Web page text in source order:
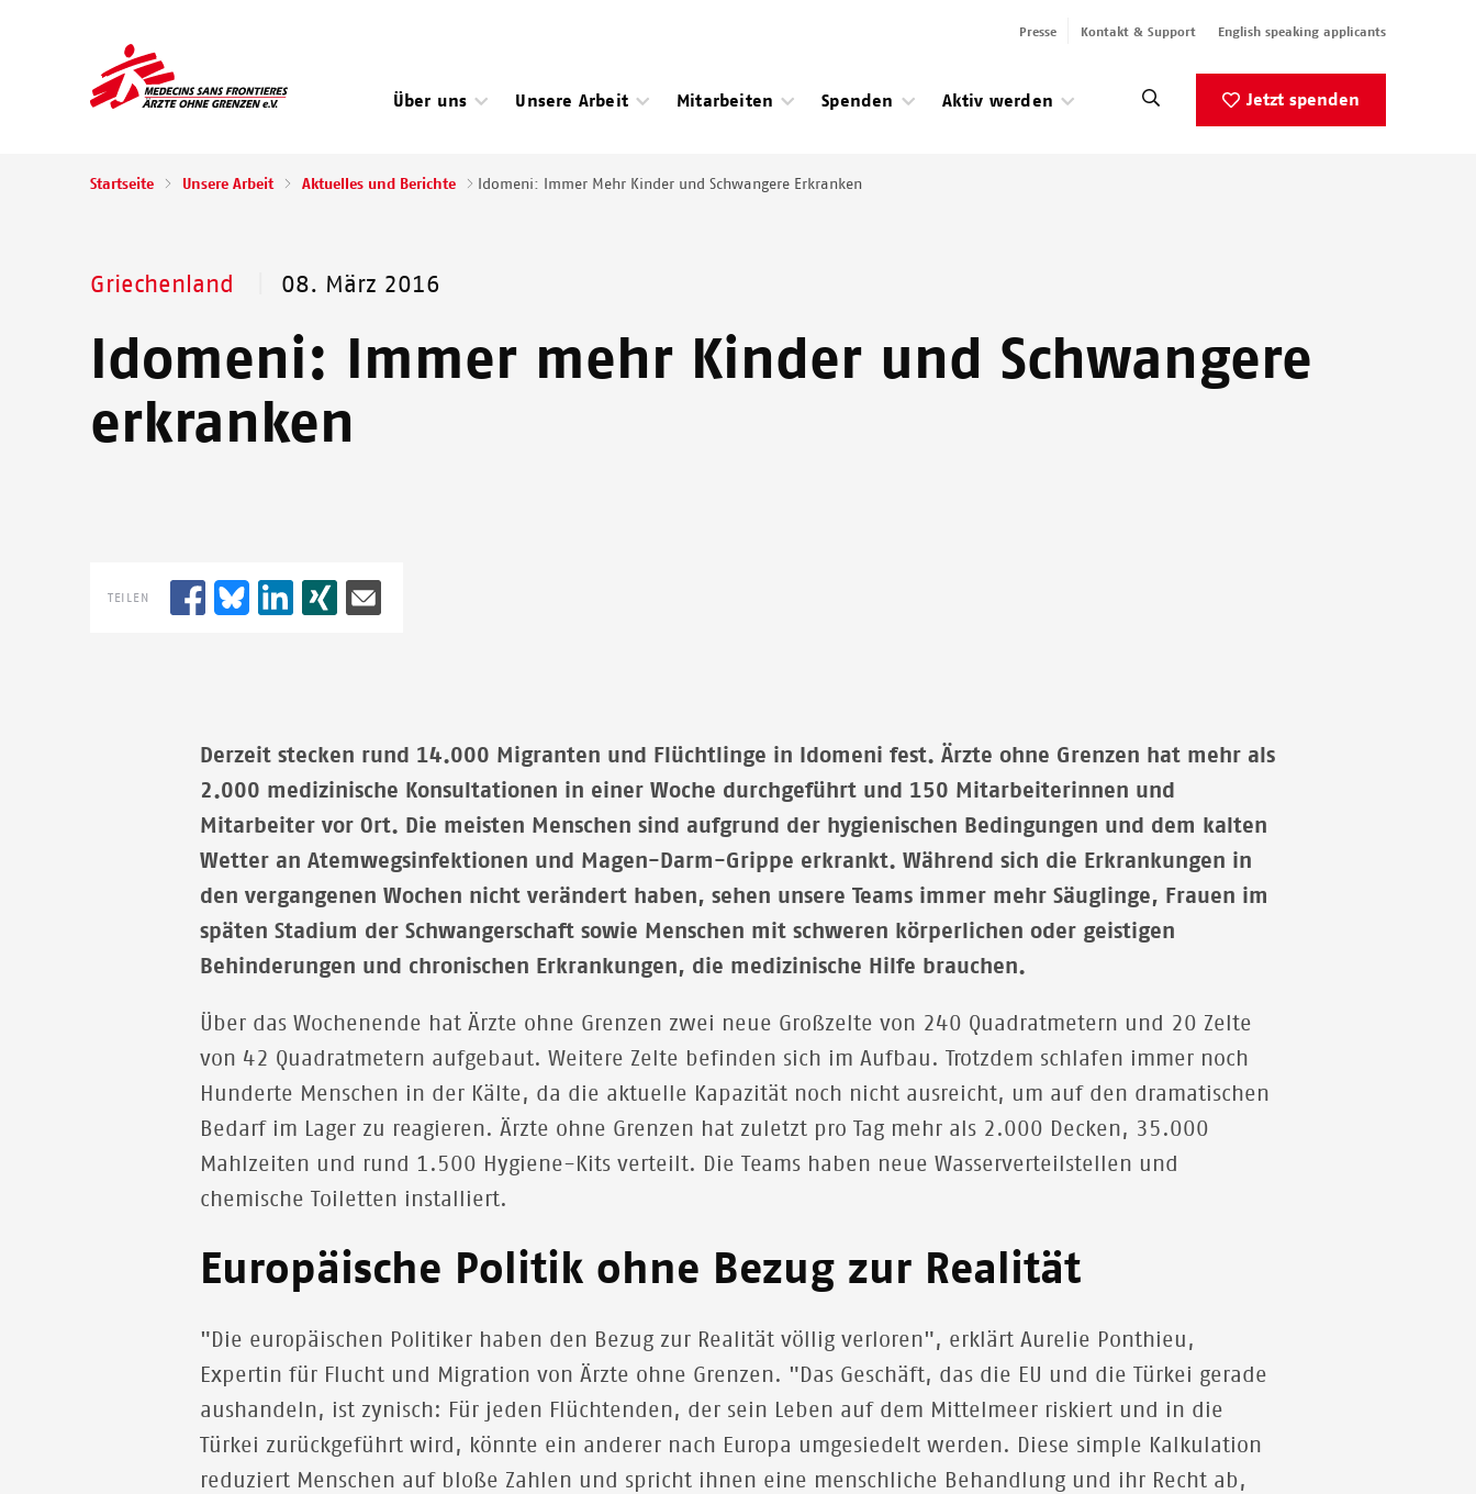
Über uns
Unsere Arbeit Mitarbeiten Spenden Aktiv werden
Presse Kontakt & Support English speaking applicants
Jetzt spenden
Pfadnavigation
Startseite Unsere Arbeit Aktuelles und Berichte Idomeni: Immer Mehr Kinder und Schwangere Erkranken
Griechenland 08. März 2016
Idomeni: Immer mehr Kinder und Schwangere
erkranken
TEILEN
Derzeit stecken rund 14.000 Migranten und Flüchtlinge in Idomeni fest. Ärzte ohne Grenzen hat mehr als
2.000 medizinische Konsultationen in einer Woche durchgeführt und 150 Mitarbeiterinnen und
Mitarbeiter vor Ort. Die meisten Menschen sind aufgrund der hygienischen Bedingungen und dem kalten
Wetter an Atemwegsinfektionen und Magen-Darm-Grippe erkrankt. Während sich die Erkrankungen in
den vergangenen Wochen nicht verändert haben, sehen unsere Teams immer mehr Säuglinge, Frauen im
späten Stadium der Schwangerschaft sowie Menschen mit schweren körperlichen oder geistigen
Behinderungen und chronischen Erkrankungen, die medizinische Hilfe brauchen.
Über das Wochenende hat Ärzte ohne Grenzen zwei neue Großzelte von 240 Quadratmetern und 20 Zelte
von 42 Quadratmetern aufgebaut. Weitere Zelte befinden sich im Aufbau. Trotzdem schlafen immer noch
Hunderte Menschen in der Kälte, da die aktuelle Kapazität noch nicht ausreicht, um auf den dramatischen
Bedarf im Lager zu reagieren. Ärzte ohne Grenzen hat zuletzt pro Tag mehr als 2.000 Decken, 35.000
Mahlzeiten und rund 1.500 Hygiene-Kits verteilt. Die Teams haben neue Wasserverteilstellen und
chemische Toiletten installiert.
Europäische Politik ohne Bezug zur Realität
"Die europäischen Politiker haben den Bezug zur Realität völlig verloren", erklärt Aurelie Ponthieu,
Expertin für Flucht und Migration von Ärzte ohne Grenzen. "Das Geschäft, das die EU und die Türkei gerade
aushandeln, ist zynisch: Für jeden Flüchtenden, der sein Leben auf dem Mittelmeer riskiert und in die
Türkei zurückgeführt wird, könnte ein anderer nach Europa umgesiedelt werden. Diese simple Kalkulation
reduziert Menschen auf bloße Zahlen und spricht ihnen eine menschliche Behandlung und ihr Recht ab,